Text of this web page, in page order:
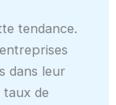
tendance.
dans leur
taux de